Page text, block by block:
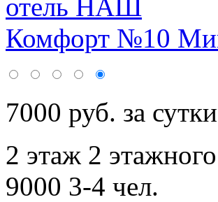
Комфорт №10
7000 руб. за сутки
2 этаж 2
9000 3-4 чел.